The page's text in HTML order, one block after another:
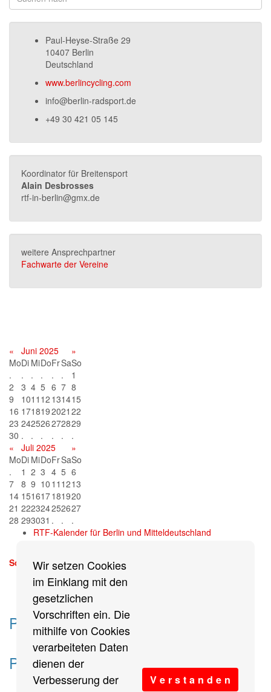
Wir setzen Cookies
im Einklang mit den
gesetzlichen
Vorschriften ein. Die
mithilfe von Cookies
verarbeiteten Daten
dienen der
Verbesserung der
V e r s t a n d e n
Paul-Heyse-Straße 29
10407 Berlin
Deutschland
www.berlincycling.com
info@berlin-radsport.de
+49 30 421 05 145
Koordinator für Breitensport
Alain Desbrosses
rtf-in-berlin@gmx.de
weitere Ansprechpartner
Fachwarte der Vereine
« Juni 2025
»
MoDi MiDoFrSaSo
.
. . . . .
1
2
3 4 5 6 7 8
9
1011 12 131415
16 1718192021 22
23 242526272829
30 . . . . .
.
«
Juli 2025
»
MoDi MiDoFrSaSo
.
1 2 3 4 5 6
7 8 9 10 11 1213
14 151617181920
21 222324252627
28 293031 . .
.
RTF-Kalender für Berlin und Mitteldeutschland
Sonntag, 13. September 2026
Partner des Breitensports
Partner von BRV-Breitensport.de